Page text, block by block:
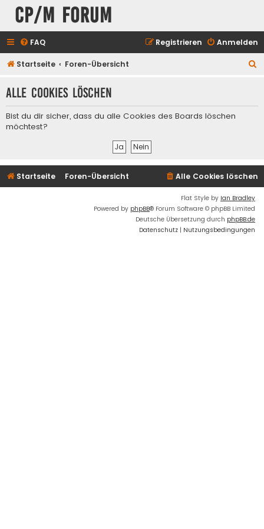
CP/M Forum
FAQ Anmelden
Registrieren
Startseite Foren-Übersicht
h
Alle Cookies löschen
Bist du dir sicher, dass du alle Cookies des Boards löschen
möchtest?
Startseite Foren-Übersicht Alle Cookies löschen
Flat Style by Ian Bradley
Powered by phpBB® Forum Software © phpBB Limited
Deutsche Übersetzung durch phpBB.de
Datenschutz | Nutzungsbedingungen